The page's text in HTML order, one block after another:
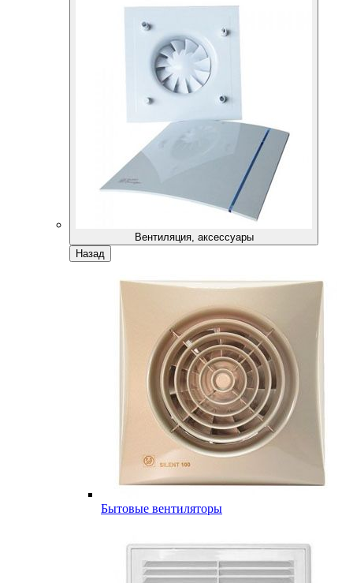
Вентиляция, аксессуары
Назад
Бытовые вентиляторы